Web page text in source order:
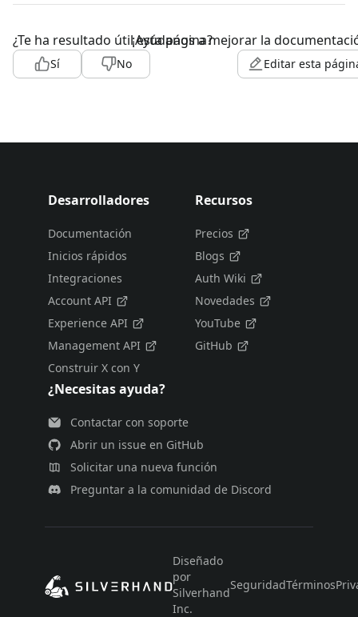
¿Te ha resultado útil esta página?
Sí No
¡Ayúdanos a mejorar la
Editar esta
Desarrolladores
Documentación
Inicios rápidos
Integraciones
Account API
Experience API
Management API
Construir X con Y
Recursos
Precios
Blogs
Auth Wiki
Novedades
YouTube
GitHub
¿Necesitas ayuda?
Contactar con soporte
Abrir un issue en GitHub
Solicitar una nueva función
Preguntar a la comunidad de Discord
Diseñado
por
Silverhand
Inc.
SeguridadTérminos